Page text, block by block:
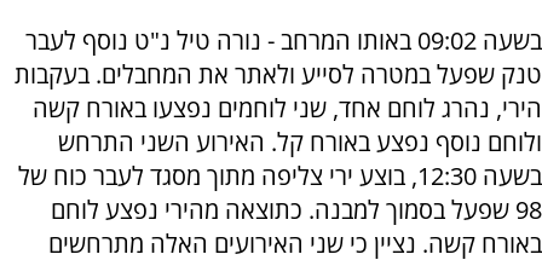
⁠בשעה 09:02 באותו המרחב - נורה טיל נ"ט נוסף לעבר
טנק שפעל במטרה לסייע ולאתר את המחבלים. ⁠בעקבות
הירי, נהרג לוחם אחד, שני לוחמים נפצעו באורח קשה
ולוחם נוסף נפצע באורח קל. האירוע השני התרחש
בשעה 12:30, בוצע ירי צליפה מתוך מסגד לעבר כוח של
98 שפעל בסמוך למבנה. כתוצאה מהירי נפצע לוחם
באורח קשה. ⁠נציין כי שני האירועים האלה מתרחשים